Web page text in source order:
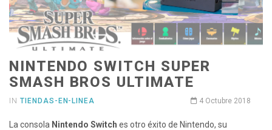
NINTENDO SWITCH SUPER
SMASH BROS ULTIMATE
IN TIENDAS-EN-LINEA 4 Octubre 2018
La consola Nintendo Switch es otro éxito de Nintendo, su